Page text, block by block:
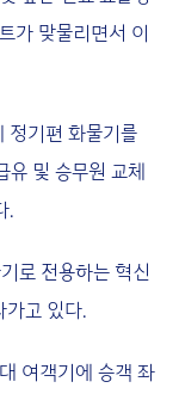
가 맞물리면서 이
정기편 화물기를
유 및 승무원 교체
.
로 전용하는 혁신
고 있다.
여객기에 승객 좌